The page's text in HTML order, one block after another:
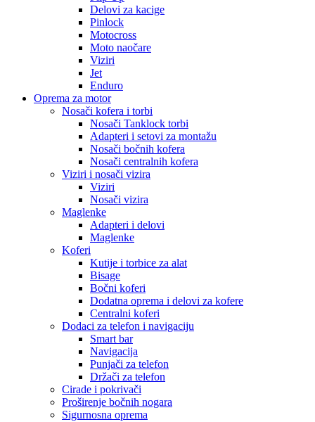
Delovi za kacige
Pinlock
Motocross
Moto naočare
Viziri
Jet
Enduro
Oprema za motor
Nosači kofera i torbi
Nosači Tanklock torbi
Adapteri i setovi za montažu
Nosači bočnih kofera
Nosači centralnih kofera
Viziri i nosači vizira
Viziri
Nosači vizira
Maglenke
Adapteri i delovi
Maglenke
Koferi
Kutije i torbice za alat
Bisage
Bočni koferi
Dodatna oprema i delovi za kofere
Centralni koferi
Dodaci za telefon i navigaciju
Smart bar
Navigacija
Punjači za telefon
Držači za telefon
Cirade i pokrivači
Proširenje bočnih nogara
Sigurnosna oprema